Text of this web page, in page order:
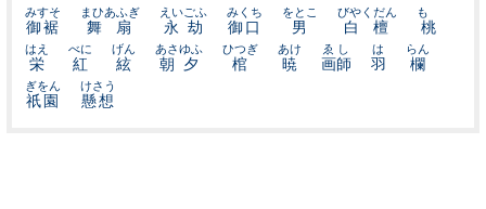
御裾
みすそ
舞扇
まひあふぎ
永劫
えいごふ
御口
みくち
男
をとこ
白檀
びやくだん
桃
もゝ
栄
はえ
紅
べに
絃
げん
朝夕
あさゆふ
棺
ひつぎ
暁
あけ
画師
ゑし
羽
は
欄
らん
祇園
ぎをん
懸想
けさう